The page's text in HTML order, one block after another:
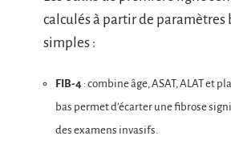
calculés à partir de
simples :
FIB-4 : combine âge, ASAT, ALAT et
bas permet d’écarter une fibrose
des examens invasifs.